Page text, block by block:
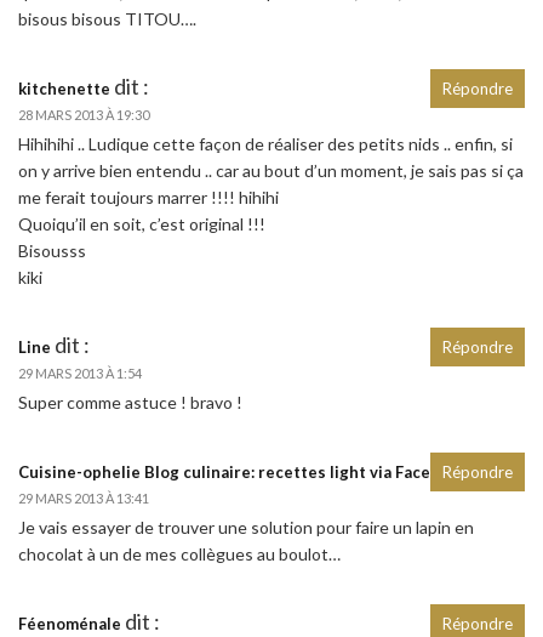
bisous bisous TITOU….
kitchenette dit :
28 MARS 2013 À 19:30
Hihihihi .. Ludique cette façon de réaliser des petits nids .. enfin, si
on y arrive bien entendu .. car au bout d’un moment, je sais pas si ça
me ferait toujours marrer !!!! hihihi
Quoiqu’il en soit, c’est original !!!
Bisousss
kiki
Répondre
Line dit :
29 MARS 2013 À 1:54
Super comme astuce ! bravo !
Répondre
Cuisine-ophelie Blog culinaire: recettes light via Facebookdit :
29 MARS 2013 À 13:41
Je vais essayer de trouver une solution pour faire un lapin en
chocolat à un de mes collègues au boulot…
Répondre
Féenoménale dit : Répondre